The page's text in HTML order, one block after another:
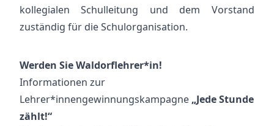
kollegialen Schulleitung und dem Vorstand
zuständig für die Schulorganisation.
Werden Sie Waldorflehrer*in!
Informationen zur
Lehrer*innengewinnungskampagne „Jede Stunde
zählt!“